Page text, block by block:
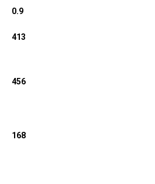
0.9
413
456
168